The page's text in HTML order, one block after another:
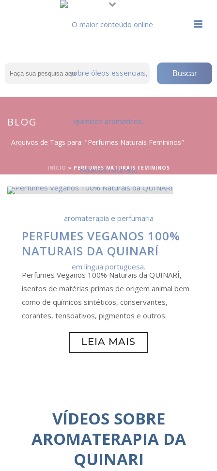
BLOG
Arquivos de Tags para: "Perfumes Naturais Femininos"
INÍCIO » PERFUMES NATURAIS FEMININOS
PERFUMES VEGANOS 100%
NATURAIS DA QUINARÍ
Perfumes Veganos 100% Naturais da QUINARÍ,
isentos de matérias primas de origem animal bem
como de químicos sintéticos, conservantes,
corantes, tensoativos, pigmentos e outros.
LEIA MAIS
VÍDEOS SOBRE
AROMATERAPIA DA
QUINARI